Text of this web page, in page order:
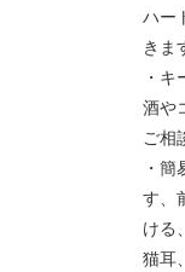
ハー
きま
・
酒や
ご相
・
す、
ける
猫耳